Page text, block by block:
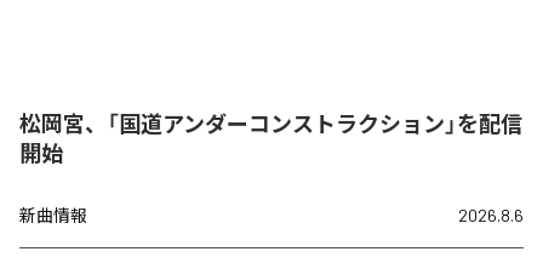
松岡宮、「国道アンダーコンストラクション」を配信
開始
新曲情報 2026.8.6